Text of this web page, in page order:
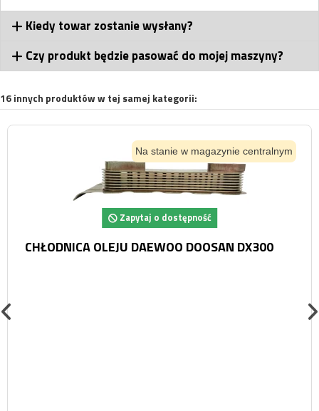
Kiedy towar zostanie wysłany?
Czy produkt będzie pasować do mojej maszyny?
16 innych produktów w tej samej kategorii:
Na stanie w magazynie centralnym
Zapytaj o dostępność
CHŁODNICA OLEJU DAEWOO DOOSAN DX300